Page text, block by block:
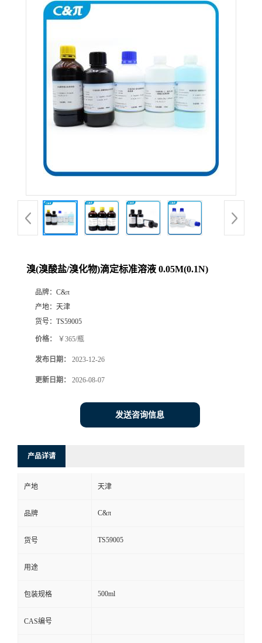
溴(溴酸盐/溴化物)滴定标准溶液 0.05M(0.1N)
品牌： C&π
产地： 天津
货号： TS59005
价格： ￥365/瓶
发布日期： 2023-12-26
更新日期： 2026-08-07
发送咨询信息
产品详请
产地 天津
品牌 C&π
货号 TS59005
用途
包装规格 500ml
CAS编号